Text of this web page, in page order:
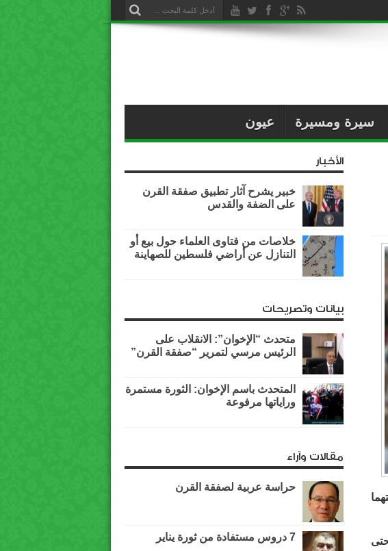
سيرة ومسيرة عيون
الأخبار
خبير يشرح آثار تطبيق صفقة القرن
على الضفة والقدس
خلاصات من فتاوى العلماء حول بيع أو
التنازل عن أراضي فلسطين للصهاينة
بيانات وتصريحات
متحدث “الإخوان”: الانقلاب على
الرئيس مرسي لتمرير “صفقة القرن”
المتحدث باسم الإخوان: الثورة مستمرة
وراياتها مرفوعة
مقالات وآراء
حراسة عربية لصفقة القرن
7 دروس مستفادة من ثورة يناير